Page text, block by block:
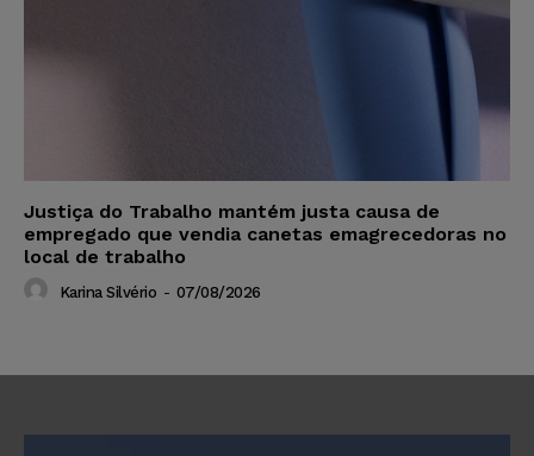
Justiça do Trabalho mantém justa causa de
empregado que vendia canetas emagrecedoras no
local de trabalho
Karina Silvério - 07/08/2026